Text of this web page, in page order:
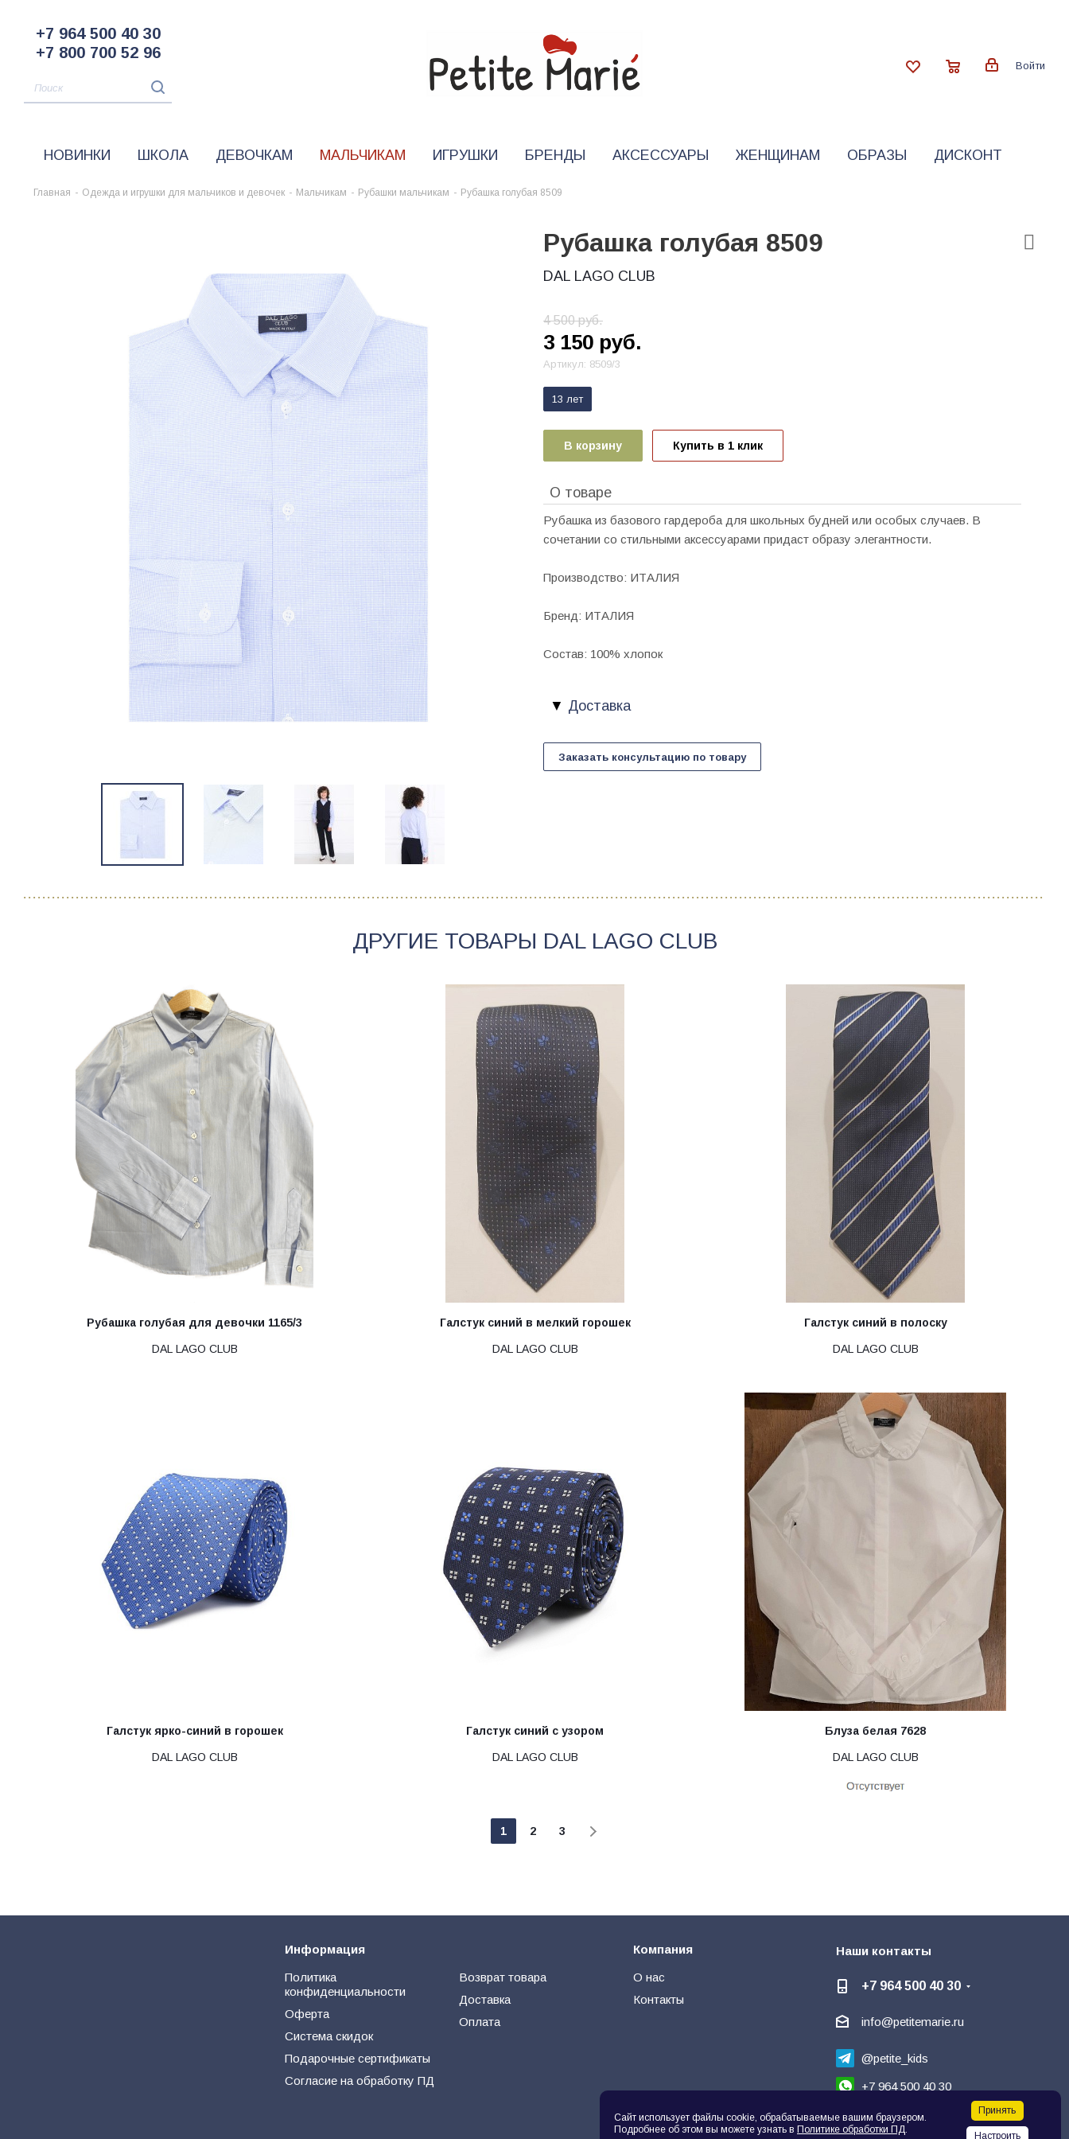
+7 964 500 40 30
+7 800 700 52 96
Войти
НОВИНКИ ШКОЛА ДЕВОЧКАМ МАЛЬЧИКАМ ИГРУШКИ БРЕНДЫ АКСЕССУАРЫ ЖЕНЩИНАМ ОБРАЗЫ ДИСКОНТ
Главная - Одежда и игрушки для мальчиков и девочек - Мальчикам - Рубашки мальчикам - Рубашка голубая 8509
Рубашка голубая 8509
DAL LAGO CLUB
4 500руб.
3 150 руб.
Артикул: 8509/3
13 лет
В корзину Купить в 1 клик
О товаре
Рубашка из базового гардероба для школьных будней или особых случаев. В
сочетании со стильными аксессуарами придаст образу элегантности.
Производство: ИТАЛИЯ
Бренд: ИТАЛИЯ
Состав: 100% хлопок
Доставка
Заказать консультацию по товару
🗨
ДРУГИЕ ТОВАРЫ DAL LAGO CLUB
Рубашка голубая для девочки 1165/3
DAL LAGO CLUB
Галстук синий в мелкий горошек
DAL LAGO CLUB
Галстук синий в полоску
DAL LAGO CLUB
Галстук ярко-синий в горошек
DAL LAGO CLUB
Галстук синий с узором
DAL LAGO CLUB
Блуза белая 7628
DAL LAGO CLUB
1 2 3
Информация
Политика
конфиденциальности
Оферта
Система скидок
Подарочные сертификаты
Согласие на обработку ПД
Возврат товара
Доставка
Оплата
Компания
О нас
Контакты
Наши контакты
+7 964 500 40 30
info@petitemarie.ru
@petite_kids
+7 964 500 40 30
Написать директору
Сайт использует файлы cookie, обрабатываемые вашим браузером.
Подробнее об этом вы можете узнать в Политике обработки ПД
Принять
Настроить